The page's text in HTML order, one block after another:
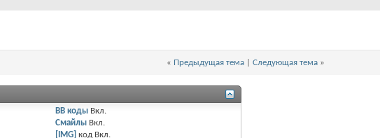
« Предыдущая тема Следующая тема »
BB коды Вкл.
Смайлы Вкл.
[IMG] код Вкл.